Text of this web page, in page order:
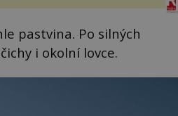
sporu m...
pastvina. Po silných
i okolní lovce.